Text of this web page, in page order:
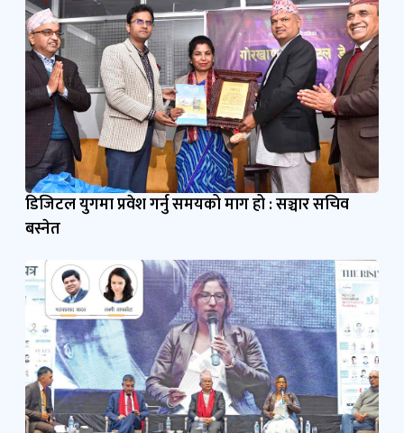
डिजिटल युगमा प्रवेश गर्नु समयको माग हो : सञ्चार सचिव
बस्नेत